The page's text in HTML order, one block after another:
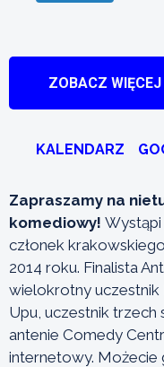
ZOBACZ WIĘCEJ
KALENDARZ
Zapraszamy na
komediowy! Wystąpi
członek
2014 roku. Finalista
wielokrotny uczestnik
Upu, uczestnik
antenie Comedy
internetowy. Możecie